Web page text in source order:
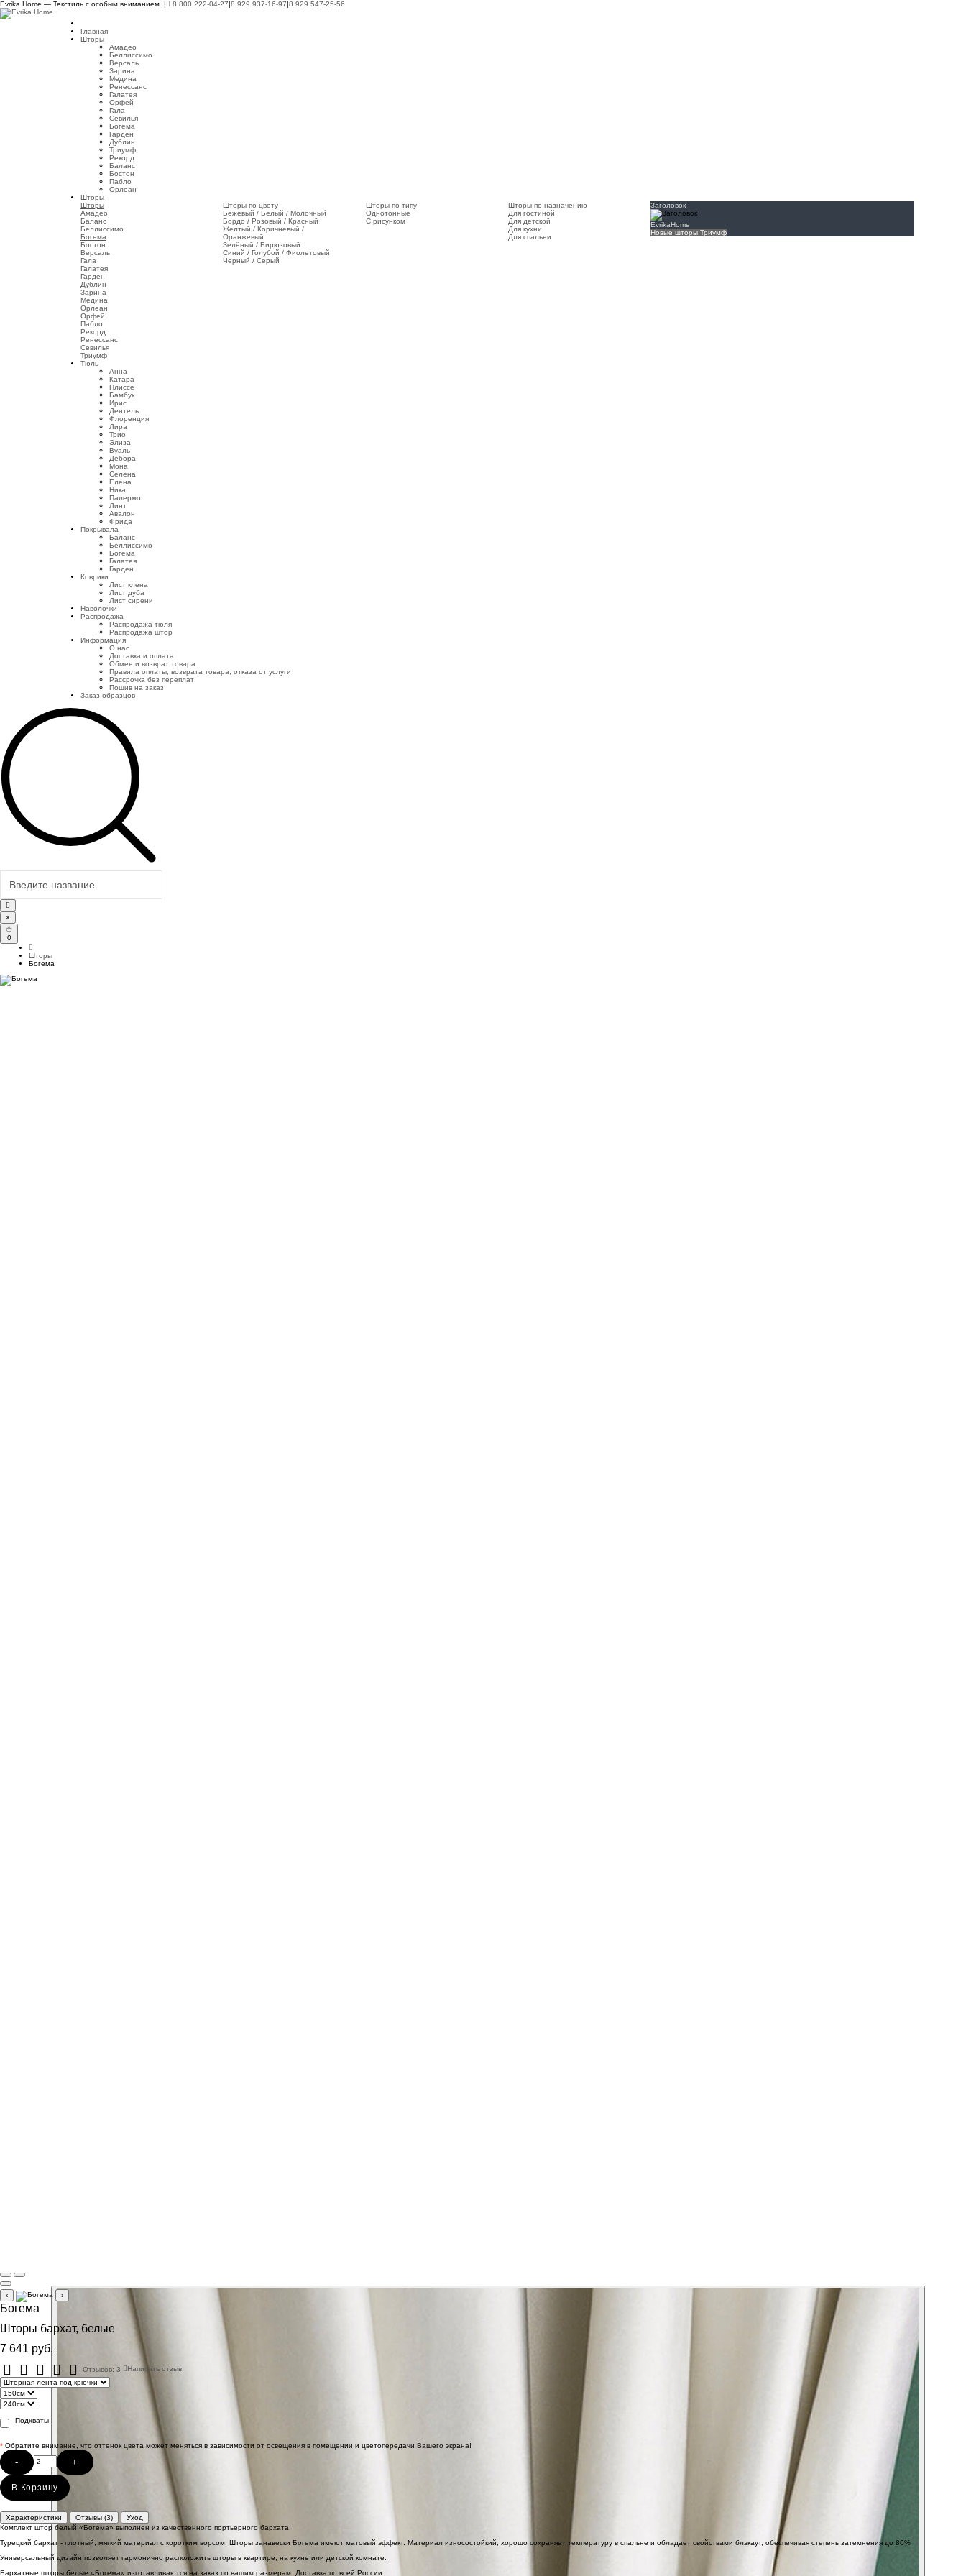
Evrika Home — Текстиль с особым вниманием | 8 800 222-04-27|8 929 937-16-97|8 929 547-25-56
Главная
Шторы
Амадео
Беллиссимо
Версаль
Зарина
Медина
Ренессанс
Галатея
Орфей
Гала
Севилья
Богема
Гарден
Дублин
Триумф
Рекорд
Баланс
Бостон
Пабло
Орлеан
Шторы
Шторы
Амадео
Баланс
Беллиссимо
Богема
Бостон
Версаль
Гала
Галатея
Гарден
Дублин
Зарина
Медина
Орлеан
Орфей
Пабло
Рекорд
Ренессанс
Севилья
Триумф
Шторы по цвету
Бежевый / Белый / Молочный
Бордо / Розовый / Красный
Желтый / Коричневый /
Оранжевый
Зелёный / Бирюзовый
Синий / Голубой / Фиолетовый
Черный / Серый
Шторы по типу
Однотонные
С рисунком
Шторы по назначению
Для гостиной
Для детской
Для кухни
Для спальни
Заголовок
EvrikaHome
Новые шторы Триумф
Тюль
Анна
Катара
Плиссе
Бамбук
Ирис
Дентель
Флоренция
Лира
Трио
Элиза
Вуаль
Дебора
Мона
Селена
Елена
Ника
Палермо
Линт
Авалон
Фрида
Покрывала
Баланс
Беллиссимо
Богема
Галатея
Гарден
Коврики
Лист клена
Лист дуба
Лист сирени
Наволочки
Распродажа
Распродажа тюля
Распродажа штор
Информация
О нас
Доставка и оплата
Обмен и возврат товара
Правила оплаты, возврата товара, отказа от услуги
Рассрочка без переплат
Пошив на заказ
Заказ образцов
×
0
Шторы
Богема
‹ ›
Богема
Шторы бархат, белые
7 641 руб.
Отзывов: 3 Написать отзыв
Подхваты
* Обратите внимание, что оттенок цвета может меняться в зависимости от освещения в помещении и цветопередачи Вашего экрана!
- +
В Корзину
Характеристики Отзывы (3)
Уход
Комплект штор белый «Богема» выполнен из качественного портьерного бархата.
Турецкий бархат - плотный, мягкий материал с коротким ворсом. Шторы занавески Богема имеют матовый эффект. Материал износостойкий, хорошо сохраняет температуру в спальне и обладает свойствами блэкаут, обеспечивая степень затемнения до 80%
Универсальный дизайн позволяет гармонично расположить шторы в квартире, на кухне или детской комнате.
Бархатные шторы белые «Богема» изготавливаются на заказ по вашим размерам. Доставка по всей России.